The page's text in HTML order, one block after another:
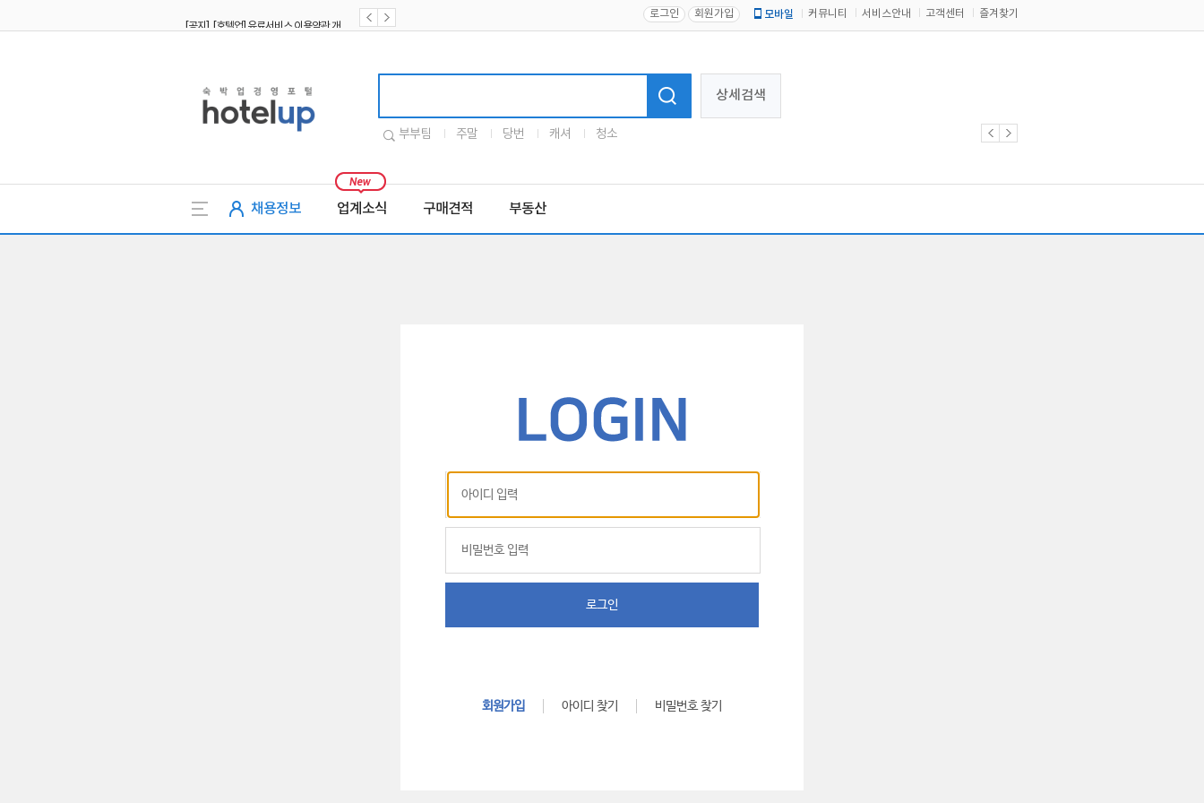
로그인 회원가입 모바일 커뮤니티 서비스안내 고객센터 즐겨찾기
상세검색
부부팀 주말 당번 캐셔 청소
채용정보 업계소식 구매견적 부동산
로그인
회원가입 아이디 찾기 비밀번호 찾기